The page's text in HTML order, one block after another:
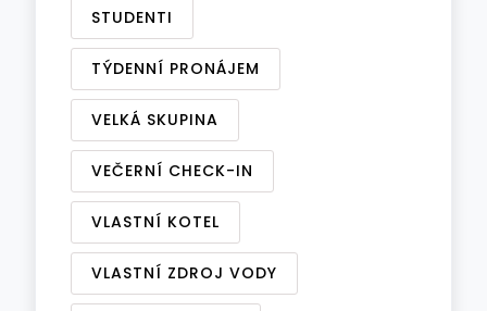
STUDENTI
TÝDENNÍ PRONÁJEM
VELKÁ SKUPINA
VEČERNÍ CHECK-IN
VLASTNÍ KOTEL
VLASTNÍ ZDROJ VODY